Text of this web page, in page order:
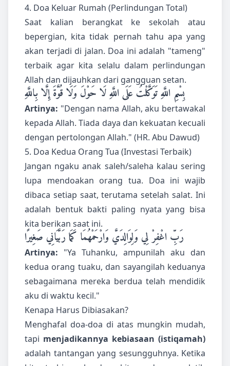
4. Doa Keluar Rumah (Perlindungan Total)
Saat kalian berangkat ke sekolah atau
bepergian, kita tidak pernah tahu apa yang
akan terjadi di jalan. Doa ini adalah "tameng"
terbaik agar kita selalu dalam perlindungan
Allah dan dijauhkan dari gangguan setan.
بِسْمِ اللَّهِ تَوَكَّلْتُ عَلَى اللَّهِ لَا حَوْلَ وَلَا قُوَّةَ إِلَّا بِاللَّهِ
Artinya: "Dengan nama Allah, aku bertawakal
kepada Allah. Tiada daya dan kekuatan kecuali
dengan pertolongan Allah." (HR. Abu Dawud)
5. Doa Kedua Orang Tua (Investasi Terbaik)
Jangan ngaku anak saleh/saleha kalau sering
lupa mendoakan orang tua. Doa ini wajib
dibaca setiap saat, terutama setelah salat. Ini
adalah bentuk bakti paling nyata yang bisa
kita berikan saat ini.
رَبِّ اغْفِرْ لِي وَلِوَالِدَيَّ وَارْحَمْهُمَا كَمَا رَبَّيَانِي صَغِيرًا
Artinya: "Ya Tuhanku, ampunilah aku dan
kedua orang tuaku, dan sayangilah keduanya
sebagaimana mereka berdua telah mendidik
aku di waktu kecil."
Kenapa Harus Dibiasakan?
Menghafal doa-doa di atas mungkin mudah,
tapi menjadikannya kebiasaan (istiqamah)
adalah tantangan yang sesungguhnya. Ketika